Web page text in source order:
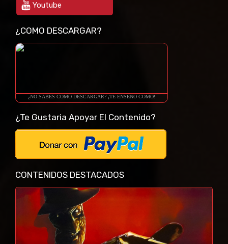
Youtube
¿COMO DESCARGAR?
¿NO SABES COMO DESCARGAR? ¡TE ENSEÑO COMO!
¿Te Gustaria Apoyar El Contenido?
CONTENIDOS DESTACADOS